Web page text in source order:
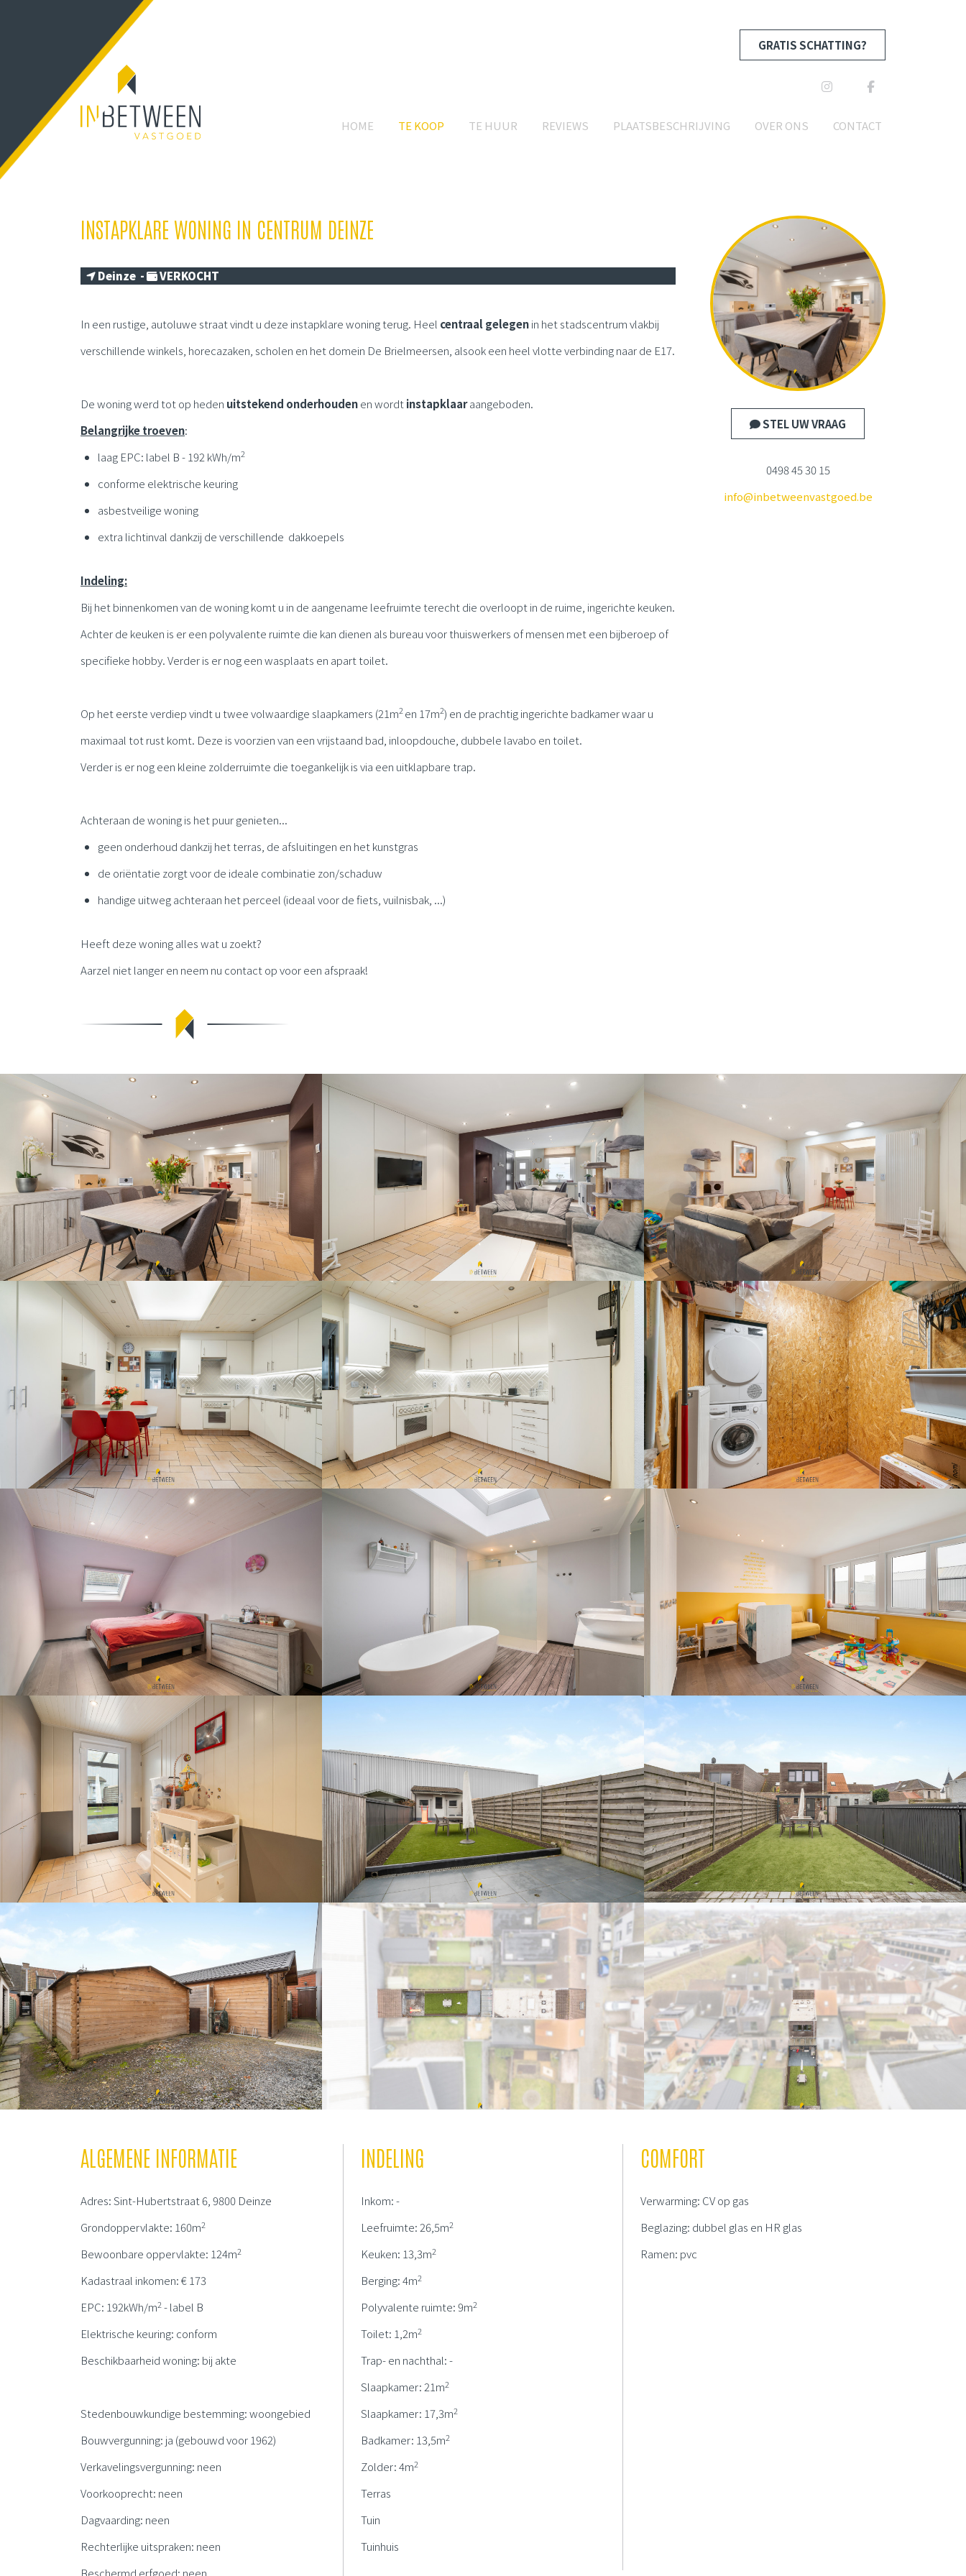
GRATIS SCHATTING?
HOME TE KOOP TE HUUR REVIEWS PLAATSBESCHRIJVING OVER ONS CONTACT
INSTAPKLARE WONING IN CENTRUM DEINZE
Deinze - VERKOCHT
In een rustige, autoluwe straat vindt u deze instapklare woning terug. Heel centraal gelegenin het stadscentrum vlakbij
verschillende winkels, horecazaken, scholen en het domein De Brielmeersen, alsook een heel vlotte verbinding naar de E17.
De woning werd tot op heden uitstekend onderhoudenen wordtinstapklaaraangeboden.
Belangrijke troeven:
laag EPC: label B - 192 kWh/m2
conforme elektrische keuring
asbestveilige woning
extra lichtinval dankzij de verschillende dakkoepels
Indeling:
Bij het binnenkomen van de woning komt u in de aangename leefruimte terecht die overloopt in de ruime, ingerichte keuken.
Achter de keuken is er een polyvalente ruimte die kan dienen als bureau voor thuiswerkers of mensen met een bijberoep of
specifieke hobby. Verder is er nog een wasplaats en apart toilet.
Op het eerste verdiep vindt u twee volwaardige slaapkamers (21m2en 17m2) en de prachtig ingerichte badkamer waar u
maximaal tot rust komt. Deze is voorzien van een vrijstaand bad, inloopdouche, dubbele lavabo en toilet.
Verder is er nog een kleine zolderruimte die toegankelijk is via een uitklapbare trap.
Achteraan de woning is het puur genieten...
geen onderhoud dankzij het terras, de afsluitingen en het kunstgras
de oriëntatie zorgt voor de ideale combinatie zon/schaduw
handige uitweg achteraan het perceel (ideaal voor de fiets, vuilnisbak, ...)
Heeft deze woning alles wat u zoekt?
Aarzel niet langer en neem nu contact op voor een afspraak!
STEL UW VRAAG
0498 45 30 15
info@inbetweenvastgoed.be
ALGEMENE INFORMATIE
Adres: Sint-Hubertstraat 6, 9800 Deinze
Grondoppervlakte: 160m2
Bewoonbare oppervlakte: 124m2
Kadastraal inkomen: € 173
EPC: 192kWh/m2 - label B
Elektrische keuring: conform
Beschikbaarheid woning: bij akte
Stedenbouwkundige bestemming: woongebied
Bouwvergunning: ja (gebouwd voor 1962)
Verkavelingsvergunning: neen
Voorkooprecht: neen
Dagvaarding: neen
Rechterlijke uitspraken: neen
Beschermd erfgoed: neen
INDELING
Inkom: -
Leefruimte: 26,5m2
Keuken: 13,3m2
Berging: 4m2
Polyvalente ruimte: 9m2
Toilet: 1,2m2
Trap- en nachthal: -
Slaapkamer: 21m2
Slaapkamer: 17,3m2
Badkamer: 13,5m2
Zolder: 4m2
Terras
Tuin
Tuinhuis
COMFORT
Verwarming: CV op gas
Beglazing: dubbel glas en HR glas
Ramen: pvc